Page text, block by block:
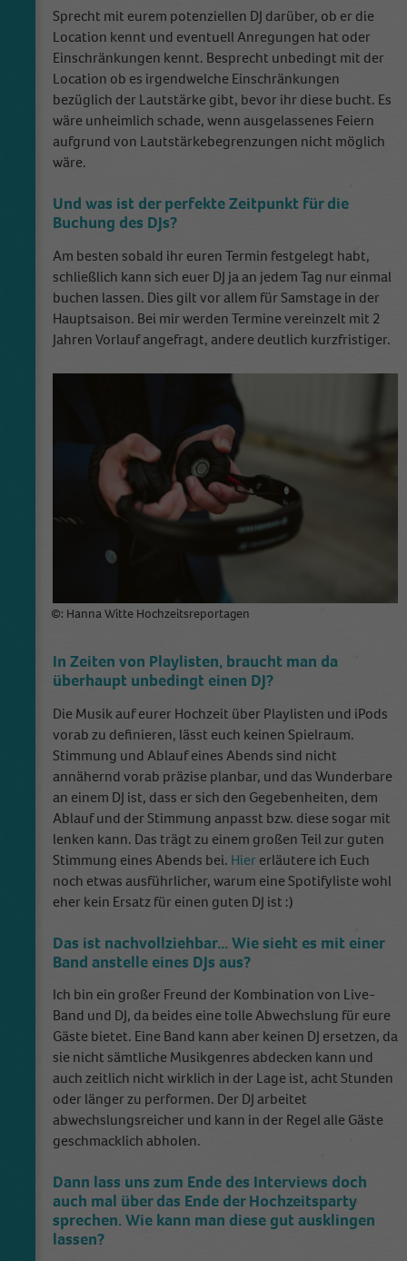
Sprecht mit eurem potenziellen DJ darüber, ob er die
Location kennt und eventuell Anregungen hat oder
Einschränkungen kennt. Besprecht unbedingt mit der
Location ob es irgendwelche Einschränkungen
bezüglich der Lautstärke gibt, bevor ihr diese bucht. Es
wäre unheimlich schade, wenn ausgelassenes Feiern
aufgrund von Lautstärkebegrenzungen nicht möglich
wäre.
Und was ist der perfekte Zeitpunkt für die
Buchung des DJs?
Am besten sobald ihr euren Termin festgelegt habt,
schließlich kann sich euer DJ ja an jedem Tag nur einmal
buchen lassen. Dies gilt vor allem für Samstage in der
Hauptsaison. Bei mir werden Termine vereinzelt mit 2
Jahren Vorlauf angefragt, andere deutlich kurzfristiger.
©: Hanna Witte Hochzeitsreportagen
In Zeiten von Playlisten, braucht man da
überhaupt unbedingt einen DJ?
Die Musik auf eurer Hochzeit über Playlisten und iPods
vorab zu definieren, lässt euch keinen Spielraum.
Stimmung und Ablauf eines Abends sind nicht
annähernd vorab präzise planbar, und das Wunderbare
an einem DJ ist, dass er sich den Gegebenheiten, dem
Ablauf und der Stimmung anpasst bzw. diese sogar mit
lenken kann. Das trägt zu einem großen Teil zur guten
Stimmung eines Abends bei. Hier erläutere ich Euch
noch etwas ausführlicher, warum eine Spotifyliste wohl
eher kein Ersatz für einen guten DJ ist :)
Das ist nachvollziehbar... Wie sieht es mit einer
Band anstelle eines DJs aus?
Ich bin ein großer Freund der Kombination von Live-
Band und DJ, da beides eine tolle Abwechslung für eure
Gäste bietet. Eine Band kann aber keinen DJ ersetzen, da
sie nicht sämtliche Musikgenres abdecken kann und
auch zeitlich nicht wirklich in der Lage ist, acht Stunden
oder länger zu performen. Der DJ arbeitet
abwechslungsreicher und kann in der Regel alle Gäste
geschmacklich abholen.
Dann lass uns zum Ende des Interviews doch
auch mal über das Ende der Hochzeitsparty
sprechen. Wie kann man diese gut ausklingen
lassen?
Zweck
Ist nötig um die Grundfunktion (Favoriten
speichern) zu bedienen.
Name _ga
Anbieter Google Analytics
Laufzeit
Zweck
This cookie is installed by Google Analytics.
The cookie is used to calculate visitor,
session, campaign data and keep track of site
usage for the site's analytics report. The
cookies store information anonymously and
assign a randomly generated number to
identify unique visitors.
Google Analytics
1 Tag
This cookie is installed by Google Analytics.
The cookie is used to store information of
how visitors use a website and helps in
website is doing. The data collected including
the number visitors, the source where they
have come from, and the pages visited in an
Anbieter Google Tagmanager
Laufzeit 1 Day
Zweck
This cookie is installed by Google Analytics.
The cookie is used to store information of
how visitors use a website and helps in
creating an analytics report of how the
wbsite is doing. The data collected including
have come from, and the pages viisted in an
anonymous form.